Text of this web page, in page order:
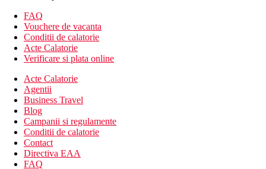
Camera de familie: in cladirea principala, doua dormitoare
Descrierea hotelului
hol de intrare cu receptie
bar langa piscina
bar pe plaja
discoteca
cafenea
restaurante tematice (mexican, sushi, mongol) - este
necesara rezervare, bauturi contra cost
loc de joaca
FAQ
Vouchere de vacanta
Conditii de calatorie
Acte Calatorie
Verificare si plata online
Acte Calatorie
Agentii
Business Travel
Blog
Campanii si regulamente
Conditii de calatorie
Contact
Directiva EAA
FAQ